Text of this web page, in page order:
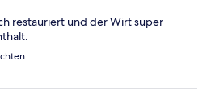
restauriert und der Wirt super